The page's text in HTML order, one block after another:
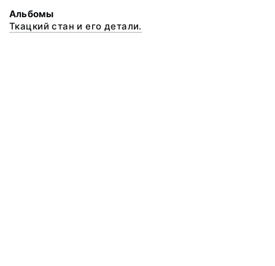
Альбомы
Ткацкий стан и его детали.